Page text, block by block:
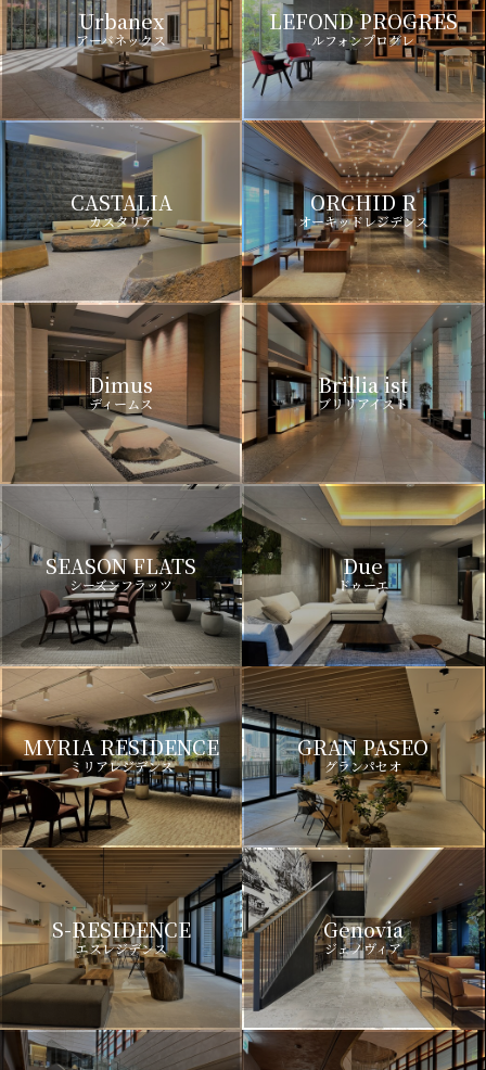
Urbanex
アーバネックス
LEFOND PROGRES
ルフォンプログレ
CASTALIA
カスタリア
ORCHID R
オーキッドレジデンス
Dimus
ディームス
Brillia ist
ブリリアイスト
SEASON FLATS
シーズンフラッツ
Due
ドゥーエ
MYRIA RESIDENCE
ミリアレジデンス
GRAN PASEO
グランパセオ
S-RESIDENCE
エスレジデンス
Genovia
ジェノヴィア